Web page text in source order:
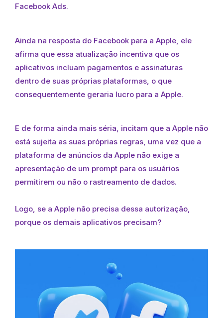
Facebook Ads.
Ainda na resposta do Facebook para a Apple, ele
afirma que essa atualização incentiva que os
aplicativos incluam pagamentos e assinaturas
dentro de suas próprias plataformas, o que
consequentemente geraria lucro para a Apple.
E de forma ainda mais séria, incitam que a Apple não
está sujeita as suas próprias regras, uma vez que a
plataforma de anúncios da Apple não exige a
apresentação de um prompt para os usuários
permitirem ou não o rastreamento de dados.
Logo, se a Apple não precisa dessa autorização,
porque os demais aplicativos precisam?